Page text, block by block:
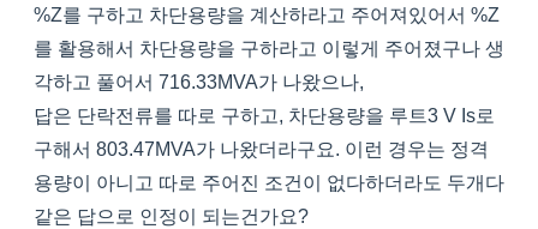
%Z를 구하고 차단용량을 계산하라고 주어져있어서 %Z
를 활용해서 차단용량을 구하라고 이렇게 주어졌구나 생
각하고 풀어서 716.33MVA가 나왔으나,
답은 단락전류를 따로 구하고, 차단용량을 루트3 V Is로
구해서 803.47MVA가 나왔더라구요. 이런 경우는 정격
용량이 아니고 따로 주어진 조건이 없다하더라도 두개다
같은 답으로 인정이 되는건가요?